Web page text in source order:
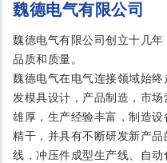
魏德电气有限公司
魏德电气有限公司创立十几
品质和质量。
魏德电气在电气连接领域始
发模具设计，产品制造，市
雄厚，生产经验丰富，制造
精干，并具有不断研发新产
线，冲压件成型生产线、自